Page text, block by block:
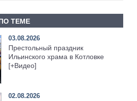
ТЕМЕ
03.08.2026
Престольный праздник
Ильинского храма в Котловке
[+Видео]
02.08.2026